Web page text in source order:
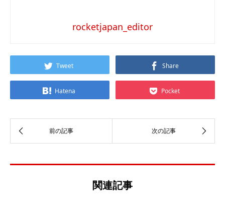
rocketjapan_editor
Tweet Share
Hatena Pocket
関連記事